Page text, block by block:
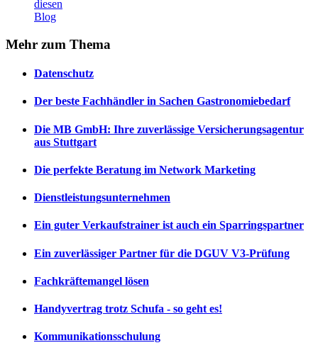
diesen
Blog
Mehr zum Thema
Datenschutz
Der beste Fachhändler in Sachen Gastronomiebedarf
Die MB GmbH: Ihre zuverlässige Versicherungsagentur
aus Stuttgart
Die perfekte Beratung im Network Marketing
Dienstleistungsunternehmen
Ein guter Verkaufstrainer ist auch ein Sparringspartner
Ein zuverlässiger Partner für die DGUV V3-Prüfung
Fachkräftemangel lösen
Handyvertrag trotz Schufa - so geht es!
Kommunikationsschulung